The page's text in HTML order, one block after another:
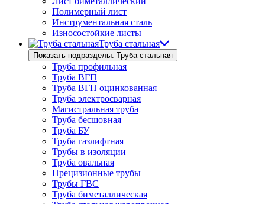
Полимерный лист
Инструментальная сталь
Износостойкие листы
Труба стальная
Показать подразделы: Труба стальная
Труба профильная
Труба ВГП
Труба ВГП оцинкованная
Труба электросварная
Магистральная труба
Труба бесшовная
Труба БУ
Труба газлифтная
Трубы в изоляции
Труба овальная
Прецизионные трубы
Трубы ГВС
Труба биметаллическая